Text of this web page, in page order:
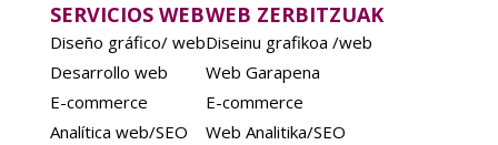
SERVICIOS WEB
Diseño gráfico/ web
Desarrollo web
E-commerce
Analítica web/SEO
WEB ZERBITZUAK
Diseinu grafikoa /web
Web Garapena
E-commerce
Web Analitika/SEO